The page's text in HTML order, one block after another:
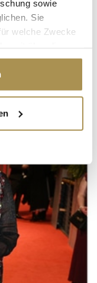
sowie
Sie
welche Zwecke
das Privacy
Lage
genau sein
identifizieren
Daten
Präferenzen im
Anzeigen zu
Medien anbieten
zu